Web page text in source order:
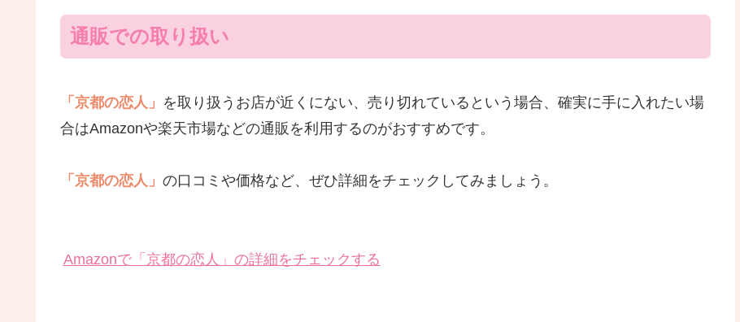
通販での取り扱い
「京都の恋人」 を取り扱うお店が近くにない、売り切れているという場合、確実に手に入れたい場
合はAmazonや楽天市場などの通販を利用するのがおすすめです。
「京都の恋人」 の口コミや価格など、ぜひ詳細をチェックしてみましょう。
Amazonで「京都の恋人」の詳細をチェックする